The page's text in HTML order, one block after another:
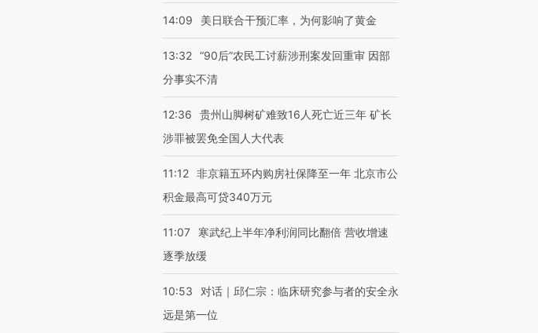
14:09 美日联合干预汇率，为何影响了黄金
13:32 “90后”农民工讨薪涉刑案发回重审 因部
分事实不清
12:36
贵州山脚树矿难致16人死亡近三年 矿长
涉罪被罢免全国人大代表
11:12 非京籍五环内购房社保降至一年 北京市公
积金最高可贷340万元
11:07
寒武纪上半年净利润同比翻倍 营收增速
逐季放缓
10:53
对话｜邱仁宗：临床研究参与者的安全永
远是第一位